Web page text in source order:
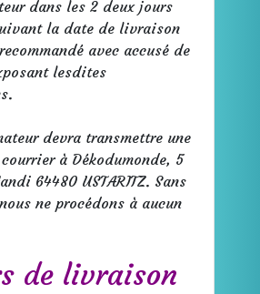
dans les 2 deux jours
la date de livraison
avec accusé de
lesdites
devra transmettre une
à Dékodumonde, 5
64480 USTARITZ. Sans
ne procédons à aucun
de livraison